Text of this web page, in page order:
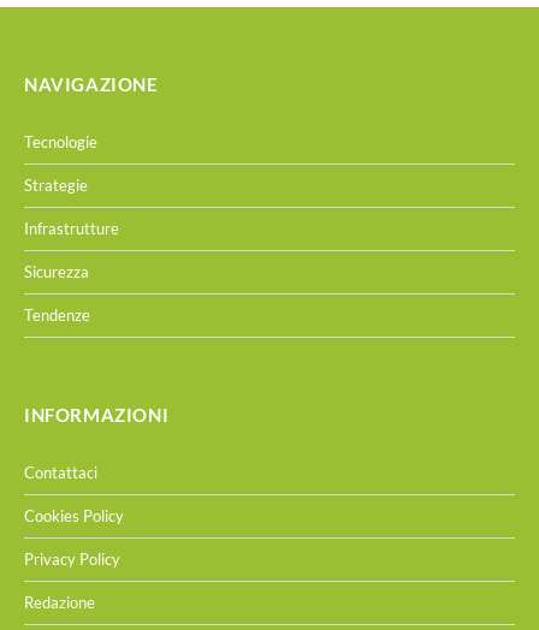
NAVIGAZIONE
Tecnologie
Strategie
Infrastrutture
Sicurezza
Tendenze
INFORMAZIONI
Contattaci
Cookies Policy
Privacy Policy
Redazione